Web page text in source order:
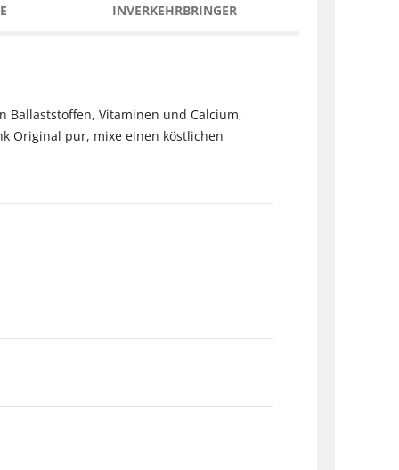
INVERKEHRBRINGER
Vitaminen und Calcium,
Original pur, mixe einen köstlichen